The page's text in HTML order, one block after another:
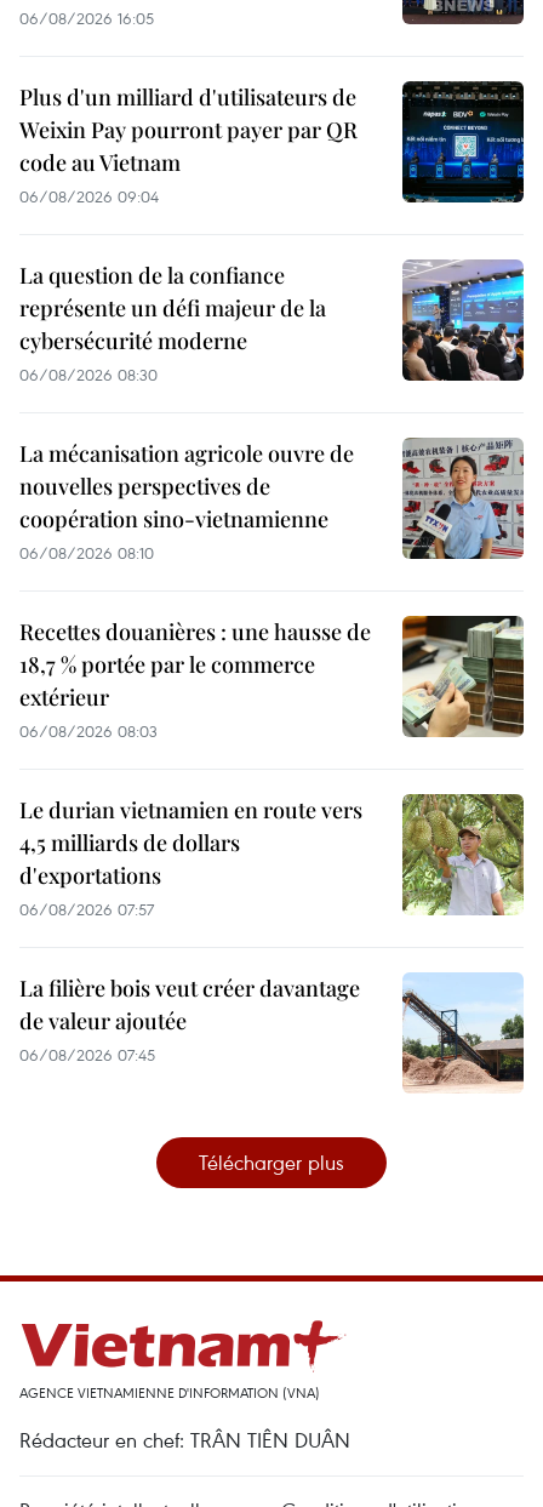
06/08/2026 16:05
Plus d'un milliard d'utilisateurs de
Weixin Pay pourront payer par QR
code au Vietnam
06/08/2026 09:04
La question de la confiance
représente un défi majeur de la
cybersécurité moderne
06/08/2026 08:30
La mécanisation agricole ouvre de
nouvelles perspectives de
coopération sino-vietnamienne
06/08/2026 08:10
Recettes douanières : une hausse de
18,7 % portée par le commerce
extérieur
06/08/2026 08:03
Le durian vietnamien en route vers
4,5 milliards de dollars
d'exportations
06/08/2026 07:57
La filière bois veut créer davantage
de valeur ajoutée
06/08/2026 07:45
Télécharger plus
AGENCE VIETNAMIENNE D'INFORMATION (VNA)
Rédacteur en chef: TRÂN TIÊN DUÂN